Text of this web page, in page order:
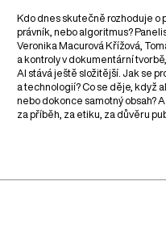
Kdo dnes skutečně rozhoduje o
právník, nebo algoritmus?
Veronika Macurová Křížová,
a kontroly v dokumentární
AI stává ještě složitější. Jak se
a technologií? Co se děje, když
nebo dokonce samotný obsah?
za příběh, za etiku, za důvěru